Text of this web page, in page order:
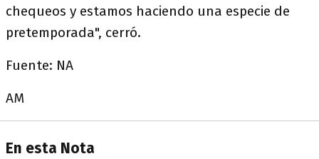
chequeos y estamos haciendo una especie de
pretemporada", cerró.
Fuente: NA
AM
En esta Nota